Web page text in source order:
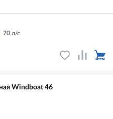
70 л/с
Windboat 46